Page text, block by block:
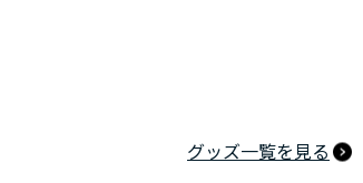
グッズ一覧を見る